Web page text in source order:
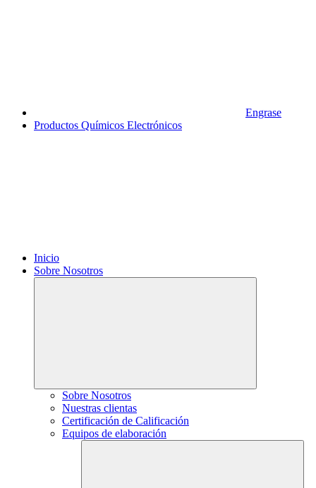
Engrase
Productos Químicos Electrónicos
Inicio
Sobre Nosotros
Sobre Nosotros
Nuestras clientas
Certificación de Calificación
Equipos de elaboración